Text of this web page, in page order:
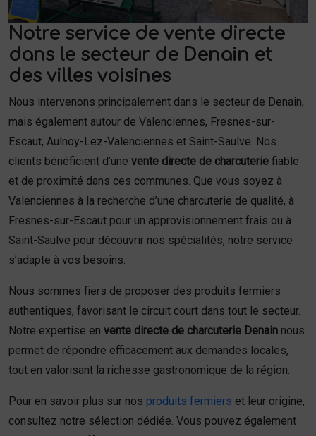
Notre service de vente directe
dans le secteur de Denain et
des villes voisines
Nous intervenons principalement dans le secteur de Denain,
mais également autour de Valenciennes, Fresnes-sur-
Escaut, Aulnoy-Lez-Valenciennes et Saint-Saulve. Nos
clients bénéficient d’une vente directe de charcuterie fiable
et de proximité dans ces communes. Que vous soyez à
Valenciennes à la recherche d’une charcuterie de qualité, à
Fresnes-sur-Escaut pour un approvisionnement frais ou à
Saint-Saulve pour découvrir nos spécialités, notre service
s’adapte à vos besoins.
Nous sommes fiers de proposer des produits fermiers
authentiques, favorisant le circuit court dans tout le secteur.
Notre expertise en vente directe de charcuterie Denain nous
permet de répondre efficacement aux demandes locales,
tout en valorisant la richesse gastronomique de la région.
Pour en savoir plus sur nos produits fermiers et leur origine,
consultez notre sélection dédiée. Vous pouvez également